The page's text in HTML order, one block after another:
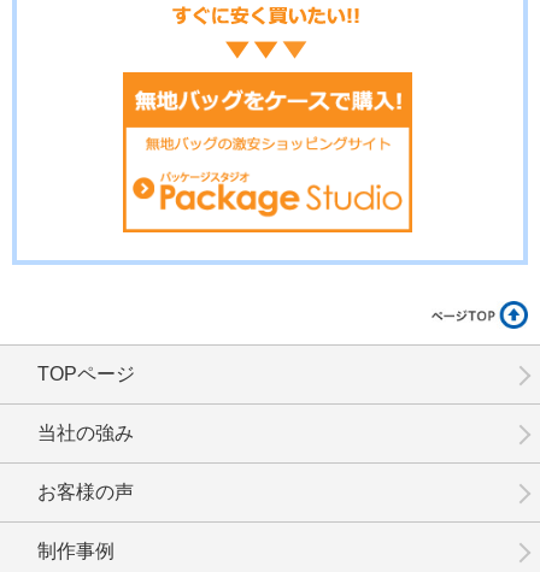
No.15-056
No.15-052 No.15-051
No.15-050
No.15-046
TOPページ
当社の強み
お客様の声
制作事例